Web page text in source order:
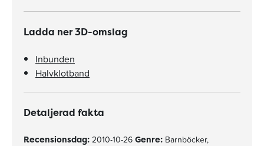
Ladda ner 3D-omslag
Inbunden
Halvklotband
Detaljerad fakta
Recensionsdag: 2010-10-26 Genre: Barnböcker,